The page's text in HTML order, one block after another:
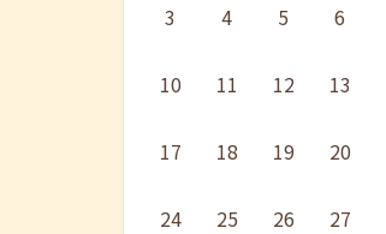
3 4 5 6
10 11 12 13
17 18 19 20
24 25 26 27